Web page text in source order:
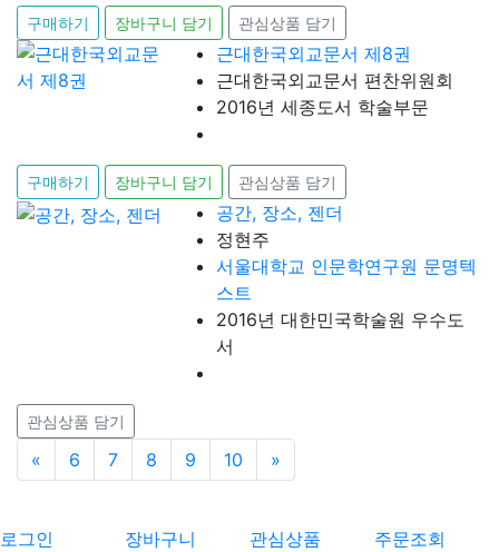
구매하기 장바구니 담기 관심상품 담기
근대한국외교문서 제8권
근대한국외교문서 편찬위원회
2016년 세종도서 학술부문
구매하기 장바구니 담기 관심상품 담기
공간, 장소, 젠더
정현주
서울대학교 인문학연구원 문명텍
스트
2016년 대한민국학술원 우수도
서
관심상품 담기
« 이전6 7 8 9 10 »
로그인 장바구니 관심상품
주문조회